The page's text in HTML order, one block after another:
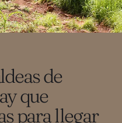
de
que
para llegar